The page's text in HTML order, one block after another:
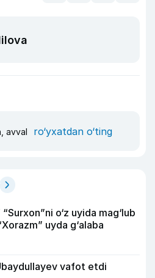
avval ro‘yxatdan o‘ting
o‘z uyida mag‘lub
uyda g‘alaba
vafot etdi